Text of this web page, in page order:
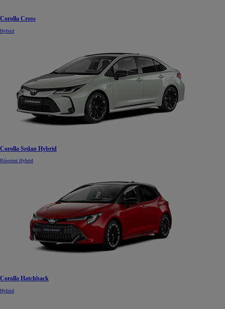
Corolla Cross
Hybrid
Corolla Sedan Hybrid
Również Hybrid
Corolla Hatchback
Hybrid